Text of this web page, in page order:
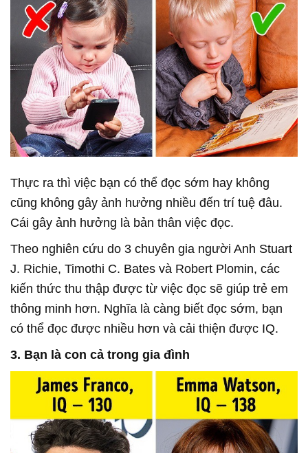
Thực ra thì việc bạn có thể đọc sớm hay không
cũng không gây ảnh hưởng nhiều đến trí tuệ đâu.
Cái gây ảnh hưởng là bản thân việc đọc.
Theo nghiên cứu do 3 chuyên gia người Anh Stuart
J. Richie, Timothi C. Bates và Robert Plomin, các
kiến thức thu thập được từ việc đọc sẽ giúp trẻ em
thông minh hơn. Nghĩa là càng biết đọc sớm, bạn
có thể đọc được nhiều hơn và cải thiện được IQ.
3. Bạn là con cả trong gia đình